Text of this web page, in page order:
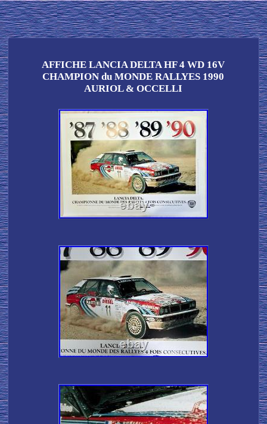
AFFICHE LANCIA DELTA HF 4 WD 16V
CHAMPION du MONDE RALLYES 1990
AURIOL & OCCELLI